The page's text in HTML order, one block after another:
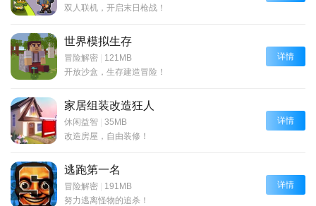
双人联机，开启末日枪战！
世界模拟生存
冒险解密 | 121MB
开放沙盒，生存建造冒险！
详情
家居组装改造狂人
休闲益智 | 35MB
改造房屋，自由装修！
详情
逃跑第一名
冒险解密 | 191MB
努力逃离怪物的追杀！
详情